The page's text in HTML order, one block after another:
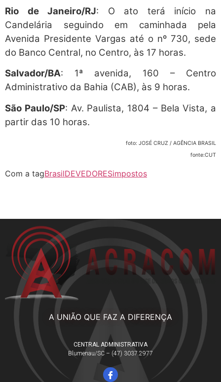
Rio de Janeiro/RJ: O ato terá início na
Candelária seguindo em caminhada pela
Avenida Presidente Vargas até o nº 730, sede
do Banco Central, no Centro, às 17 horas.
Salvador/BA: 1ª avenida, 160 – Centro
Administrativo da Bahia (CAB), às 9 horas.
São Paulo/SP: Av. Paulista, 1804 – Bela Vista, a
partir das 10 horas.
foto: JOSÉ CRUZ / AGÊNCIA BRASIL
fonte:CUT
Com a tagBrasilDEVEDORESimpostos
A UNIÃO QUE FAZ A DIFERENÇA
CENTRAL ADMINISTRATIVA
Blumenau/SC – (47) 3037.2977